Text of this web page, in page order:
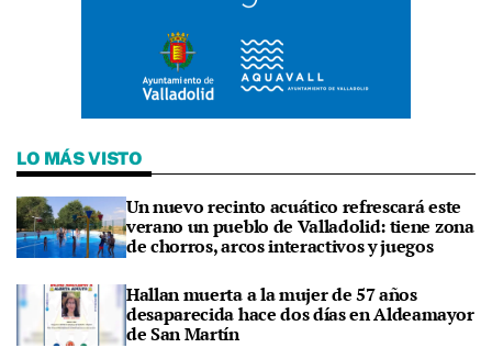
LO MÁS VISTO
Un nuevo recinto acuático refrescará este
verano un pueblo de Valladolid: tiene zona
de chorros, arcos interactivos y juegos
Hallan muerta a la mujer de 57 años
desaparecida hace dos días en Aldeamayor
de San Martín